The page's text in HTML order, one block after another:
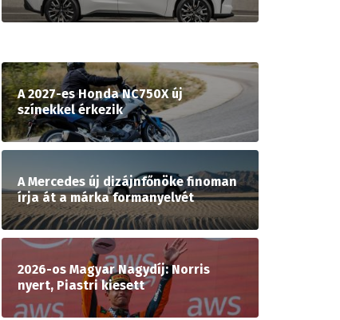
A 2027-es Honda NC750X új
színekkel érkezik
A Mercedes új dizájnfőnöke finoman
írja át a márka formanyelvét
2026-os Magyar Nagydíj: Norris
nyert, Piastri kiesett